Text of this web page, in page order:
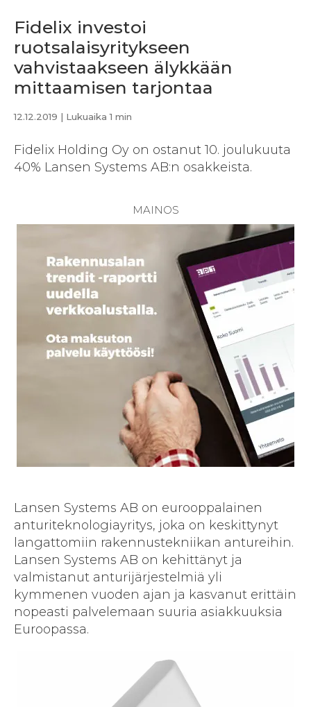
Fidelix investoi
ruotsalaisyritykseen
vahvistaakseen älykkään
mittaamisen tarjontaa
12.12.2019 | Lukuaika 1 min
Fidelix Holding Oy on ostanut 10. joulukuuta
40% Lansen Systems AB:n osakkeista.
Lansen Systems AB on eurooppalainen
anturiteknologiayritys, joka on keskittynyt
langattomiin rakennustekniikan antureihin.
Lansen Systems AB on kehittänyt ja
valmistanut anturijärjestelmiä yli
kymmenen vuoden ajan ja kasvanut erittäin
nopeasti palvelemaan suuria asiakkuuksia
Euroopassa.